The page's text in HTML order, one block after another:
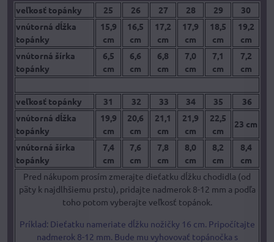
veľkosť topánky
25 26 27 28 29
30
vnútorná dĺžka
topánky
15,9
cm
16,5
cm
17,2
cm
17,9
cm
18,5
cm
19,2
cm
vnútorná šírka
topánky
6,5
cm
6,6
cm
6,8
cm
7,0
cm
7,1
cm
7,2
cm
veľkosť topánky 31 32 33 34 35
36
vnútorná dĺžka
topánky
19,9
cm
20,6
cm
21,1
cm
21,9
cm
22,5
cm
23 cm
vnútorná šírka
topánky
7,4
cm
7,6
cm
7,8
cm
8,0
cm
8,2
cm
8,4
cm
Pred nákupom prosím zmerajte dieťatku dĺžku chodidla (od
päty k najdlhšiemu prstu), pridajte nadmerok 8-12 mm a podľa
toho potom vyberajte veľkosť topánok.
Príklad: Dieťatku nameriate dĺžku nožičky 16 cm. Pripočítajte
nadmerok 8-12 mm. Bude mu vyhovovať topánočka s